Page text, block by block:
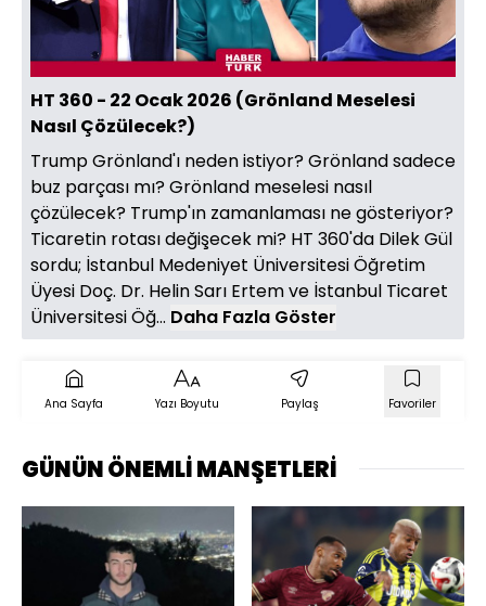
Oynat
HT 360 - 22 Ocak 2026 (Grönland Meselesi
Nasıl Çözülecek?)
Trump Grönland'ı neden istiyor? Grönland sadece
buz parçası mı? Grönland meselesi nasıl
çözülecek? Trump'ın zamanlaması ne gösteriyor?
Ticaretin rotası değişecek mi? HT 360'da Dilek Gül
sordu; İstanbul Medeniyet Üniversitesi Öğretim
Üyesi Doç. Dr. Helin Sarı Ertem ve İstanbul Ticaret
Üniversitesi Öğ... Daha Fazla Göster
Ana Sayfa Yazı Boyutu Paylaş Favoriler
GÜNÜN ÖNEMLİ MANŞETLERİ